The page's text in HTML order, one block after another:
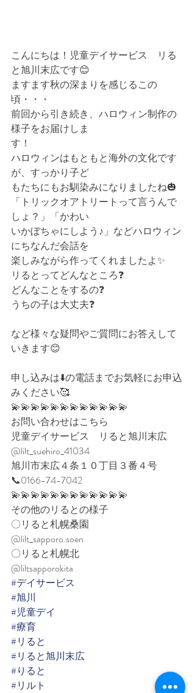
こんにちは！児童デイサービス　リる
と旭川末広です😊
ますます秋の深まりを感じるこの
頃・・・
前回から引き続き、ハロウィン制作の
様子をお届けしま
す！
ハロウィンはもともと海外の文化です
が、すっかり子ど
もたちにもお馴染みになりましたね🎃
「トリックオアトリートって言うんで
しょ？」「かわい
いかぼちゃにしよう♪」などハロウィン
にちなんだ会話を
楽しみながら作ってくれましたよ✨
リるとってどんなところ❓⁡
どんなことをするの❓⁡
うちの子は大丈夫❓⁡
など様々な疑問やご質問にお答えして
いきます😊⁡⁡
申し込みは⬇️の電話までお気軽にお申込
みください🥰⁡
💫💫💫💫💫💫💫💫💫💫💫💫
お問い合わせはこちら
児童デイサービス　リると旭川末広
@lilt_suehiro_41034
旭川市末広４条１０丁目３番４号
📞0166-74-7042
💫💫💫💫💫💫💫💫💫💫💫💫
その他のリるとの様子
〇リると札幌桑園
@lilt_sapporo.soen
〇リると札幌北
@liltsapporokita
#デイサービス
#旭川
#児童デイ
#療育
#リると
#リると旭川末広
#りると
#リルト